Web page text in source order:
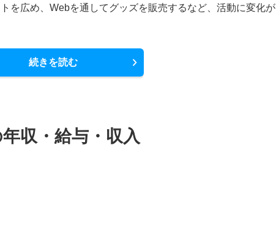
を広め、Webを通してグッズを販売するなど、活動に変化が
続きを読む
収・給与・収入